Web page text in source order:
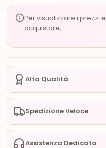
Per visualizzare i prezzi e
acquistare,
Alta Qualità
Spedizione Veloce
Assistenza Dedicata